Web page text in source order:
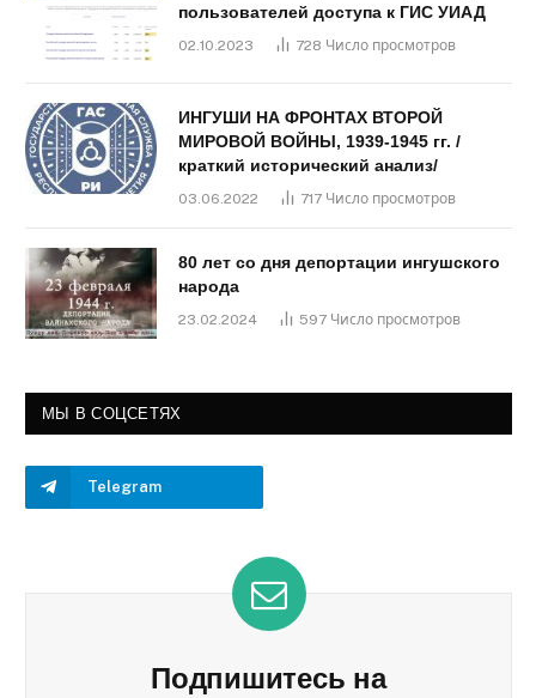
пользователей доступа к ГИС УИАД
02.10.2023 728 Число просмотров
ИНГУШИ НА ФРОНТАХ ВТОРОЙ
МИРОВОЙ ВОЙНЫ, 1939-1945 гг. /
краткий исторический анализ/
03.06.2022 717 Число просмотров
80 лет со дня депортации ингушского
народа
23.02.2024 597 Число просмотров
МЫ В СОЦСЕТЯХ
Telegram
Подпишитесь на